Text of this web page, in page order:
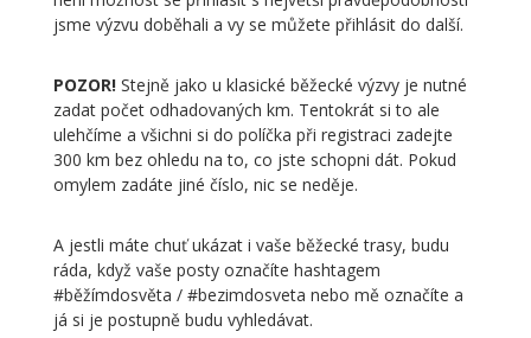
jsme výzvu doběhali a vy se můžete přihlásit do další.
POZOR!Stejně jako u klasické běžecké výzvy je nutné
zadat počet odhadovaných km. Tentokrát si to ale
ulehčíme a všichni si do políčka při registraci zadejte
300 km bez ohledu na to, co jste schopni dát. Pokud
omylem zadáte jiné číslo, nic se neděje.
A jestli máte chuť ukázat i vaše běžecké trasy, budu
ráda, když vaše posty označíte hashtagem
#běžímdosvěta / #bezimdosveta nebo mě označíte a
já si je postupně budu vyhledávat.